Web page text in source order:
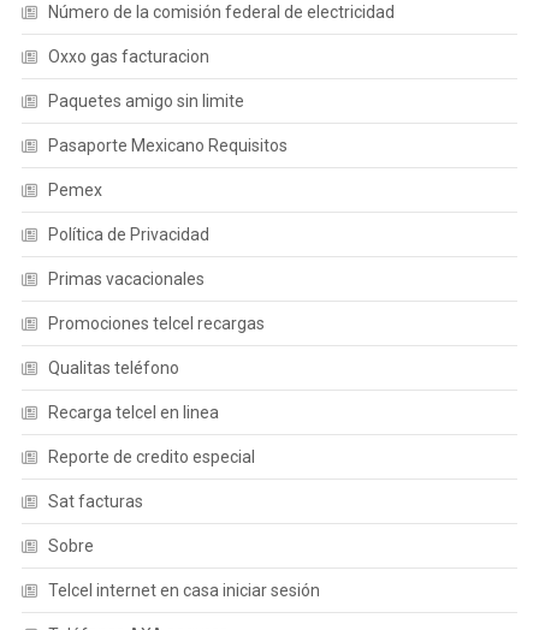
Número de la comisión federal de electricidad
Oxxo gas facturacion
Paquetes amigo sin limite
Pasaporte Mexicano Requisitos
Pemex
Política de Privacidad
Primas vacacionales
Promociones telcel recargas
Qualitas teléfono
Recarga telcel en linea
Reporte de credito especial
Sat facturas
Sobre
Telcel internet en casa iniciar sesión